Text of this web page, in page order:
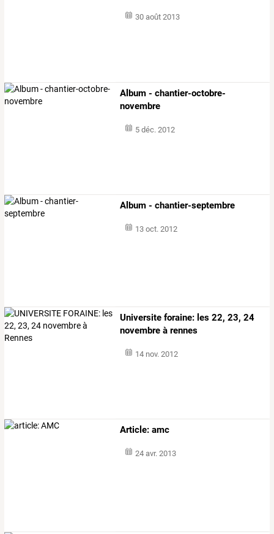
30 août 2013
Album - chantier-octobre-
novembre
5 déc. 2012
Album - chantier-septembre
13 oct. 2012
Universite foraine: les 22, 23, 24
novembre à rennes
14 nov. 2012
Article: amc
24 avr. 2013